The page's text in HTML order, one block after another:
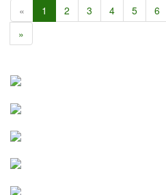
« 1 2 3 4 5 6
»